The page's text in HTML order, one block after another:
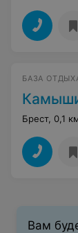
БАЗА
Брест, 0,1
Вам